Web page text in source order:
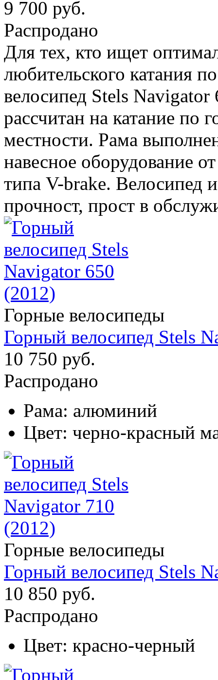
9 700 руб.
Распродано
Для тех, кто ищет
любительского катания
велосипед Stels
рассчитан на катание по
местности. Рама
навесное оборудование
типа V-brake. Велосипед
прочност, прост в
Горные велосипеды
Горный велосипед Stels
10 750 руб.
Распродано
Рама: алюминий
Цвет: черно-красный
Горные велосипеды
Горный велосипед Stels
10 850 руб.
Распродано
Цвет: красно-черный